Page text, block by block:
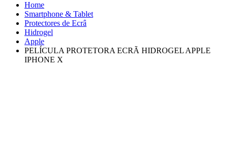
Home
Smartphone & Tablet
Protectores de Ecrâ
Hidrogel
Apple
PELÍCULA PROTETORA ECRÃ HIDROGEL APPLE
IPHONE X